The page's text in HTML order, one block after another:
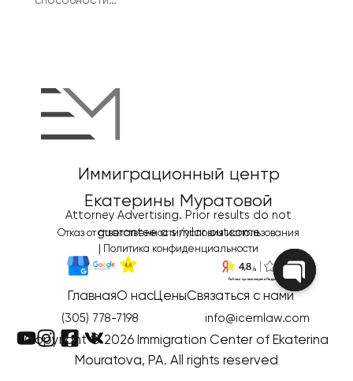
Иммиграционный центр
Екатерины Муратовой
Attorney Advertising. Prior results do not
guarantee a similar outcome
Отказ от ответственности/условия использования
Политика конфиденциальности
ГлавнаяО насЦеныСвязаться с нами
(305) 778-7198 info@icemlaw.com
Copyright © 2026 Immigration Center of Ekaterina
Mouratova, PA. All rights reserved
Open